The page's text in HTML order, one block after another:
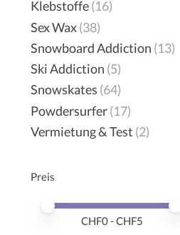
Klebstoffe(16)
Sex Wax(38)
Snowboard Addiction (13)
Ski Addiction (5)
Snowskates (64)
Powdersurfer(17)
Vermietung & Test (2)
Preis
Preis – Mindestwert
Price maximum value
CHF0- CHF5